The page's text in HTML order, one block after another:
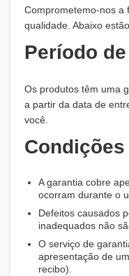
Comprometemo-nos a
qualidade. Abaixo
Período
Os produtos têm uma
a partir da data de
você.
A garantia cobre
ocorram durante o
Defeitos causados
inadequados não
O serviço de
apresentação de
recibo).